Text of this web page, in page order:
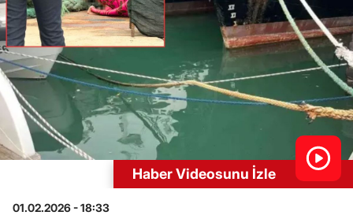
Haber Videosunu İzle
01.02.2026 - 18:33